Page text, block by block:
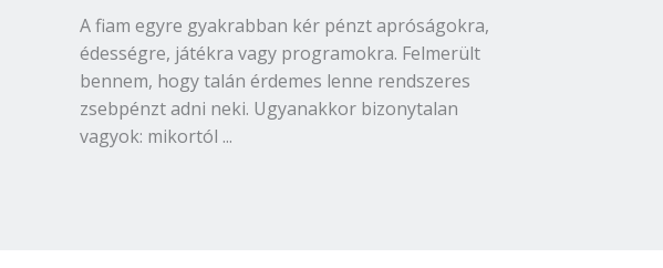
A fiam egyre gyakrabban kér pénzt apróságokra,
édességre, játékra vagy programokra. Felmerült
bennem, hogy talán érdemes lenne rendszeres
zsebpénzt adni neki. Ugyanakkor bizonytalan
vagyok: mikortól ...